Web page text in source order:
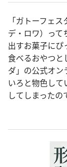
「ガトーフェ
デ・ロワ）って
出すお菓子に
食べるおやつと
ダ」の公式オン
いろと物色し
してしまったの